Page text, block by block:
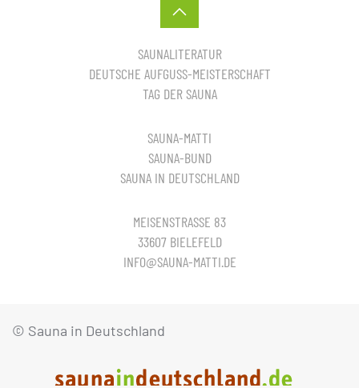
SAUNALITERATUR
DEUTSCHE AUFGUSS-MEISTERSCHAFT
TAG DER SAUNA
SAUNA-MATTI
SAUNA-BUND
SAUNA IN DEUTSCHLAND
MEISENSTRASSE 83
33607 BIELEFELD
INFO@SAUNA-MATTI.DE
© Sauna in Deutschland